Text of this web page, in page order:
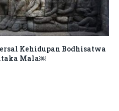
Kehidupan Bodhisatwa
Mala￼